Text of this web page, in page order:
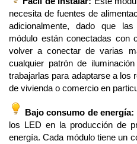
necesita de fuentes de
adicionalmente, dado que
módulo están conectadas con
volver a conectar de varias
cualquier patrón de
trabajarlas para adaptarse a los
de vivienda o comercio en
Bajo consumo de energía:
los LED en la producción de
energía. Cada módulo tiene un